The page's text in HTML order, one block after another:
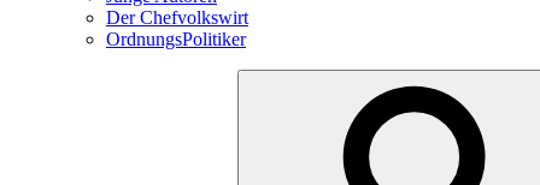
Der Chefvolkswirt
OrdnungsPolitiker